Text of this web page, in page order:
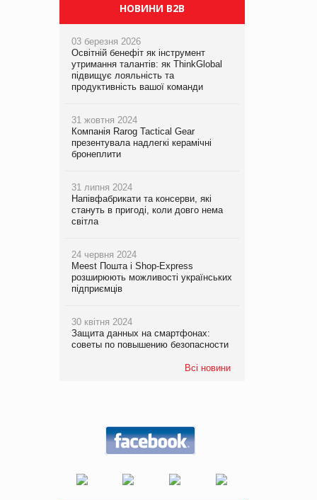
НОВИНИ B2B
03 березня 2026
Освітній бенефіт як інструмент
утримання талантів: як ThinkGlobal
підвищує лояльність та
продуктивність вашої команди
31 жовтня 2024
Компанія Rarog Tactical Gear
презентувала надлегкі керамічні
бронеплити
31 липня 2024
Напівфабрикати та консерви, які
стануть в пригоді, коли довго нема
світла
24 червня 2024
Meest Пошта і Shop-Express
розширюють можливості українських
підприємців
30 квітня 2024
Защита данных на смартфонах:
советы по повышению безопасности
Всі новини